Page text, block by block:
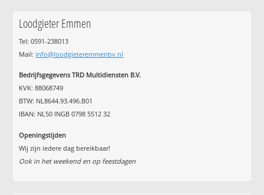
Loodgieter Emmen
Tel: 0591-238013
Mail: info@loodgieteremmenbv.nl
Bedrijfsgegevens TRD Multidiensten B.V.
KVK: 88068749
BTW: NL8644.93.496.B01
IBAN: NL50 INGB 0798 5512 32
Openingstijden
Wij zijn iedere dag bereikbaar!
Ook in het weekend en op feestdagen